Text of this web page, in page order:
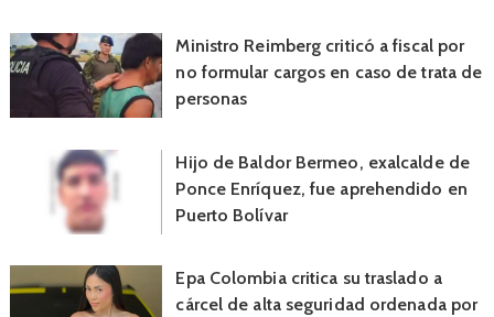
Ministro Reimberg criticó a fiscal por
no formular cargos en caso de trata de
personas
Hijo de Baldor Bermeo, exalcalde de
Ponce Enríquez, fue aprehendido en
Puerto Bolívar
Epa Colombia critica su traslado a
cárcel de alta seguridad ordenada por